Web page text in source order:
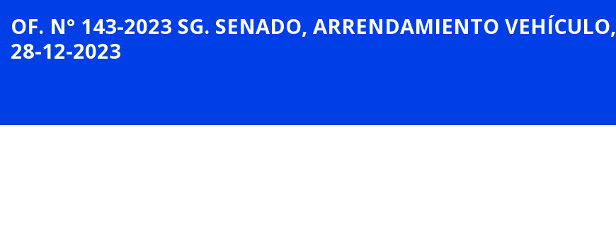
OF. N° 143-2023 SG. SENADO, ARRENDAMIENTO VEHÍCULO,
28-12-2023